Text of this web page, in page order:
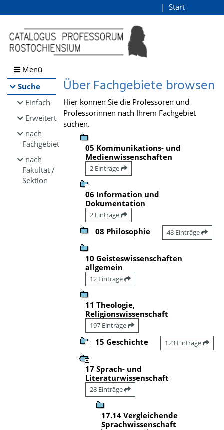
Browsen
direkt zum Inhalt
Start
Menü
Suche
Einfach
Erweitert
nach
Fachgebiet
nach
Fakultät /
Sektion
Über Fachgebiete browsen
Hier können Sie die Professoren und
Professorinnen nach Ihrem Fachgebiet
suchen.
05 Kommunikations- und
Medienwissenschaften
2 Einträge
06 Information und
Dokumentation
2 Einträge
08 Philosophie 48 Einträge
10 Geisteswissenschaften
allgemein
12 Einträge
11 Theologie,
Religionswissenschaft
197 Einträge
15 Geschichte 123 Einträge
17 Sprach- und
Literaturwissenschaft
28 Einträge
17.14 Vergleichende
Sprachwissenschaft